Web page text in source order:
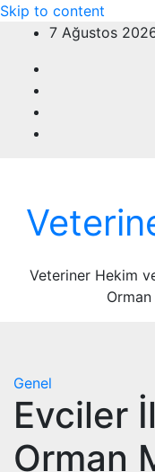
Skip to content
7 Ağustos
Veteriner Hekim
Orman
Genel
Evciler
Orman